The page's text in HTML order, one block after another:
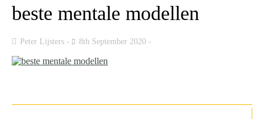
beste mentale modellen
Peter Lijsters 8th September 2020